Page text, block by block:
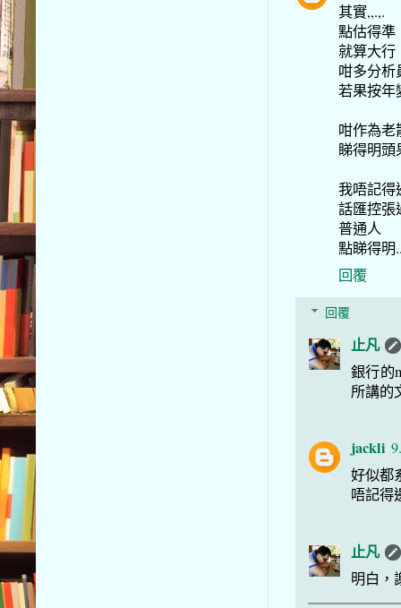
其實,,.,.
點估得準
就算大行
咁多分析
若果按年
咁作為老
睇得明頭
我唔記得
話匯控張
普通人
點睇得明
回覆
回覆
止凡
銀行的
所講的
jackli
好似都
唔記得
止凡
明白，